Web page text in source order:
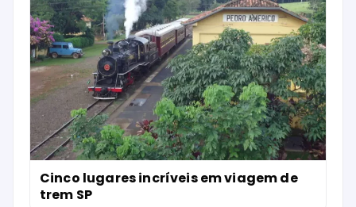
Cinco lugares incríveis em viagem de
trem SP